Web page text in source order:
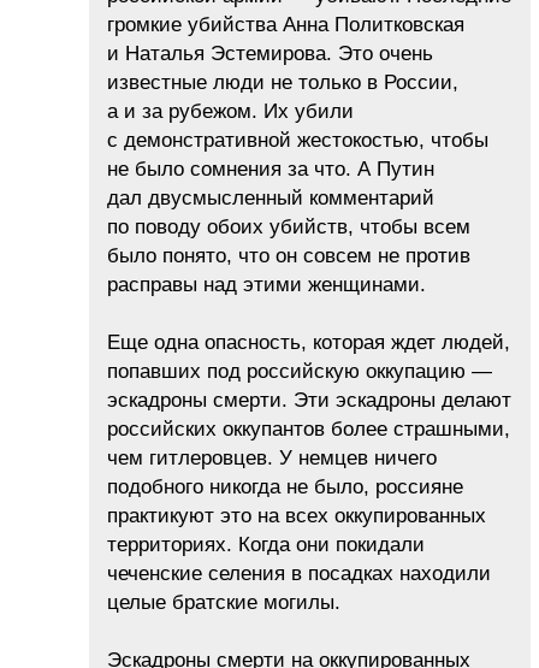
громкие убийства Анна Политковская
и Наталья Эстемирова. Это очень
известные люди не только в России,
а и за рубежом. Их убили
с демонстративной жестокостью, чтобы
не было сомнения за что. А Путин
дал двусмысленный комментарий
по поводу обоих убийств, чтобы всем
было понято, что он совсем не против
расправы над этими женщинами.
Еще одна опасность, которая ждет людей,
попавших под российскую оккупацию —
эскадроны смерти. Эти эскадроны делают
российских оккупантов более страшными,
чем гитлеровцев. У немцев ничего
подобного никогда не было, россияне
практикуют это на всех оккупированных
территориях. Когда они покидали
чеченские селения в посадках находили
целые братские могилы.
Эскадроны смерти на оккупированных